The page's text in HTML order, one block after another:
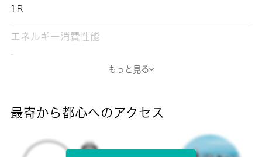
1Ｒ
エネルギー消費性能
-
もっと見る
最寄から都心へのアクセス